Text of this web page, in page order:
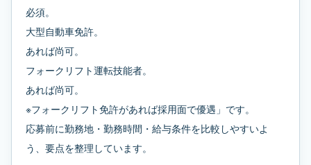
必須。
大型自動車免許。
あれば尚可。
フォークリフト運転技能者。
あれば尚可。
※フォークリフト免許があれば採用面で優遇」です。
応募前に勤務地・勤務時間・給与条件を比較しやすいよ
う、要点を整理しています。